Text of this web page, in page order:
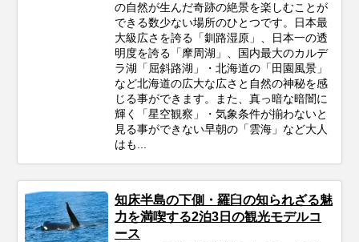
の自然が生んだ奇跡の絶景を楽しむことが
できる数少ない場所のひとつです。日本最
大級広さを誇る「釧路湿原」、日本一の透
明度を誇る「摩周湖」、国内最大のカルデ
ラ湖「屈斜路湖」・北海道の「田園風景」
など北海道の広大な広さと自然の神秘を感
じる事ができます。また、真っ暗な暗闇に
輝く「星空観察」・気象条件が揃わないと
見る事ができない早朝の「雲海」など大人
はも...
知床半島の下側・羅臼の知られざる魅
力を満喫する2泊3日の観光モデルコ
ース